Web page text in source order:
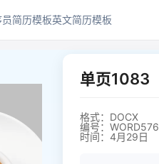
简历模板英文简历模板
单页1083
格式：DOCX
编号：WORD576
时间：4月29日